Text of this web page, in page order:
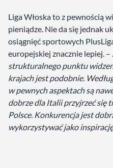
Liga Włoska to z pewnością
pieniądze. Nie da się jednak
osiągnięć sportowych
europejskiej znacznie lepiej. –
strukturalnego punktu
krajach jest podobnie.
w pewnych aspektach są
dobrze dla Italii przyjrzeć się
Polsce. Konkurencja jest
wykorzystywać jako